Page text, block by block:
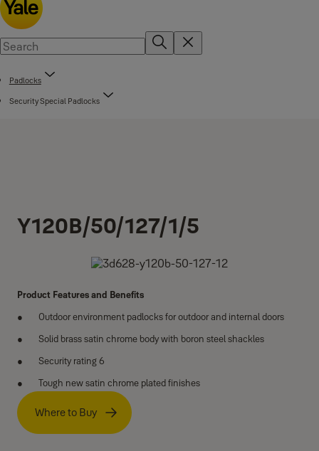
Padlocks
Security Special Padlocks
Y120B/50/127/1/5
Product Features and Benefits
Outdoor environment padlocks for outdoor and internal doors
Solid brass satin chrome body with boron steel shackles
Security rating 6
Tough new satin chrome plated finishes
Where to Buy